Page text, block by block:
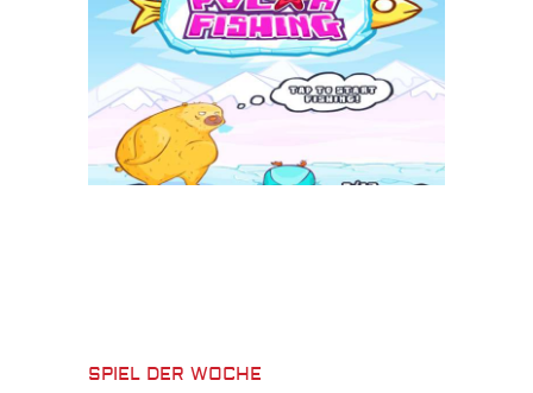
SPIEL DER WOCHE